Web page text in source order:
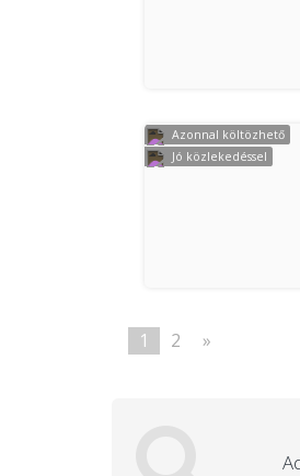
Azonnal költözhető
Jó közlekedéssel
1 2 »